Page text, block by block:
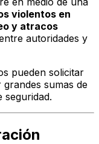
violentos en
y atracos
autoridades y
pueden solicitar
sumas de
seguridad.